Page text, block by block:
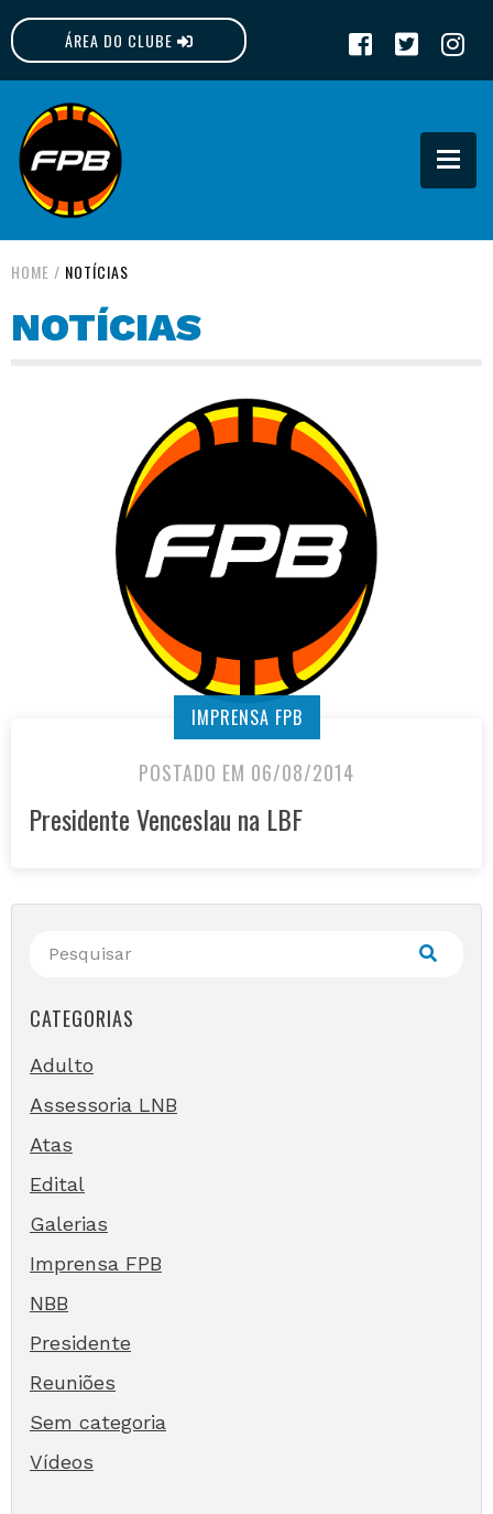
ÁREA DO CLUBE
FPB
HOME / NOTÍCIAS
NOTÍCIAS
IMPRENSA FPB
POSTADO EM 06/08/2014
Presidente Venceslau na LBF
CATEGORIAS
Adulto
Assessoria LNB
Atas
Edital
Galerias
Imprensa FPB
NBB
Presidente
Reuniões
Sem categoria
Vídeos